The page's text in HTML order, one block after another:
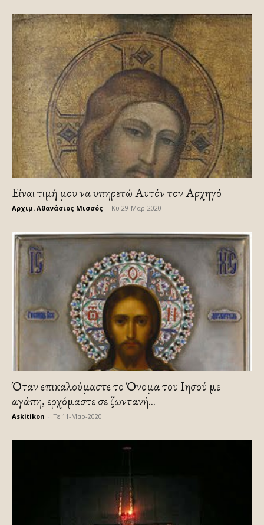
Είναι τιμή μου να υπηρετώ Αυτόν τον Αρχηγό
Αρχιμ. Αθανάσιος Μισσός Κυ 29-Μαρ-2020
Όταν επικαλούμαστε το Όνομα του Ιησού με
αγάπη, ερχόμαστε σε ζωντανή...
Askitikon Τε 11-Μαρ-2020